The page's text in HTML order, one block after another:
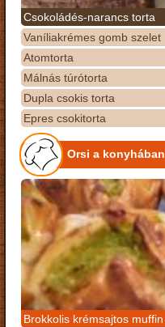
Csokoládés-narancs torta
Vaníliakrémes gomb szelet
Atomtorta
Málnás túrótorta
Dupla csokis torta
Epres csokitorta
Orsi a konyhában
Brokkolis krémsajtos muffin